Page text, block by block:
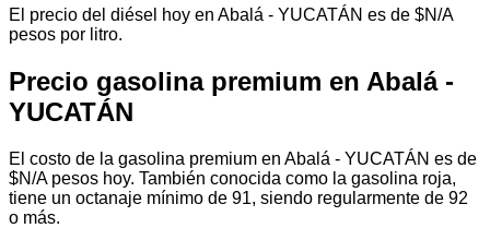
El precio del diésel hoy en Abalá - YUCATÁN es de $N/A
pesos por litro.
Precio gasolina premium en Abalá -
YUCATÁN
El costo de la gasolina premium en Abalá - YUCATÁN es de
$N/A pesos hoy. También conocida como la gasolina roja,
tiene un octanaje mínimo de 91, siendo regularmente de 92
o más.